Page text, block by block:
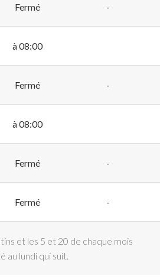
Fermé -
à 08:00
Fermé -
à 08:00
Fermé -
Fermé -
et les 5 et 20 de chaque mois
au lundi qui suit.